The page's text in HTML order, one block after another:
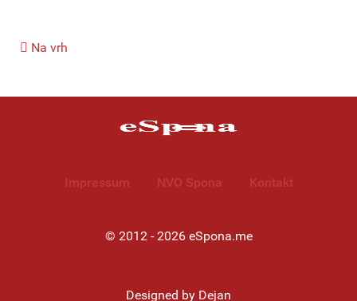
Na vrh
Impressum NVO Spona Kontakt
© 2012 - 2026 eSpona.me
Designed by Dejan